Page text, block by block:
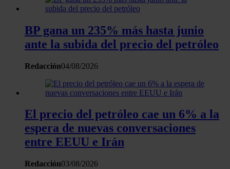
el contenido y los anuncios, ofrecer funciones de redes
sociales y analizar el tráfico. Además, compartimos
información sobre el uso que haga del sitio web con
nuestros partners de redes sociales, publicidad y análisis
web, quienes pueden combinarla con otra información
partir del uso que haya hecho de sus servicios.
BP gana un 235% más hasta junio
ante la subida del precio del petróleo
Redacción04/08/2026
El precio del petróleo cae un 6% a la
espera de nuevas conversaciones
entre EEUU e Irán
Redacción03/08/2026